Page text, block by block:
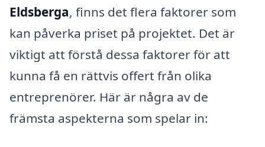
Eldsberga, finns det flera faktorer som
kan påverka priset på projektet. Det är
viktigt att förstå dessa faktorer för att
kunna få en rättvis offert från olika
entreprenörer. Här är några av de
främsta aspekterna som spelar in: